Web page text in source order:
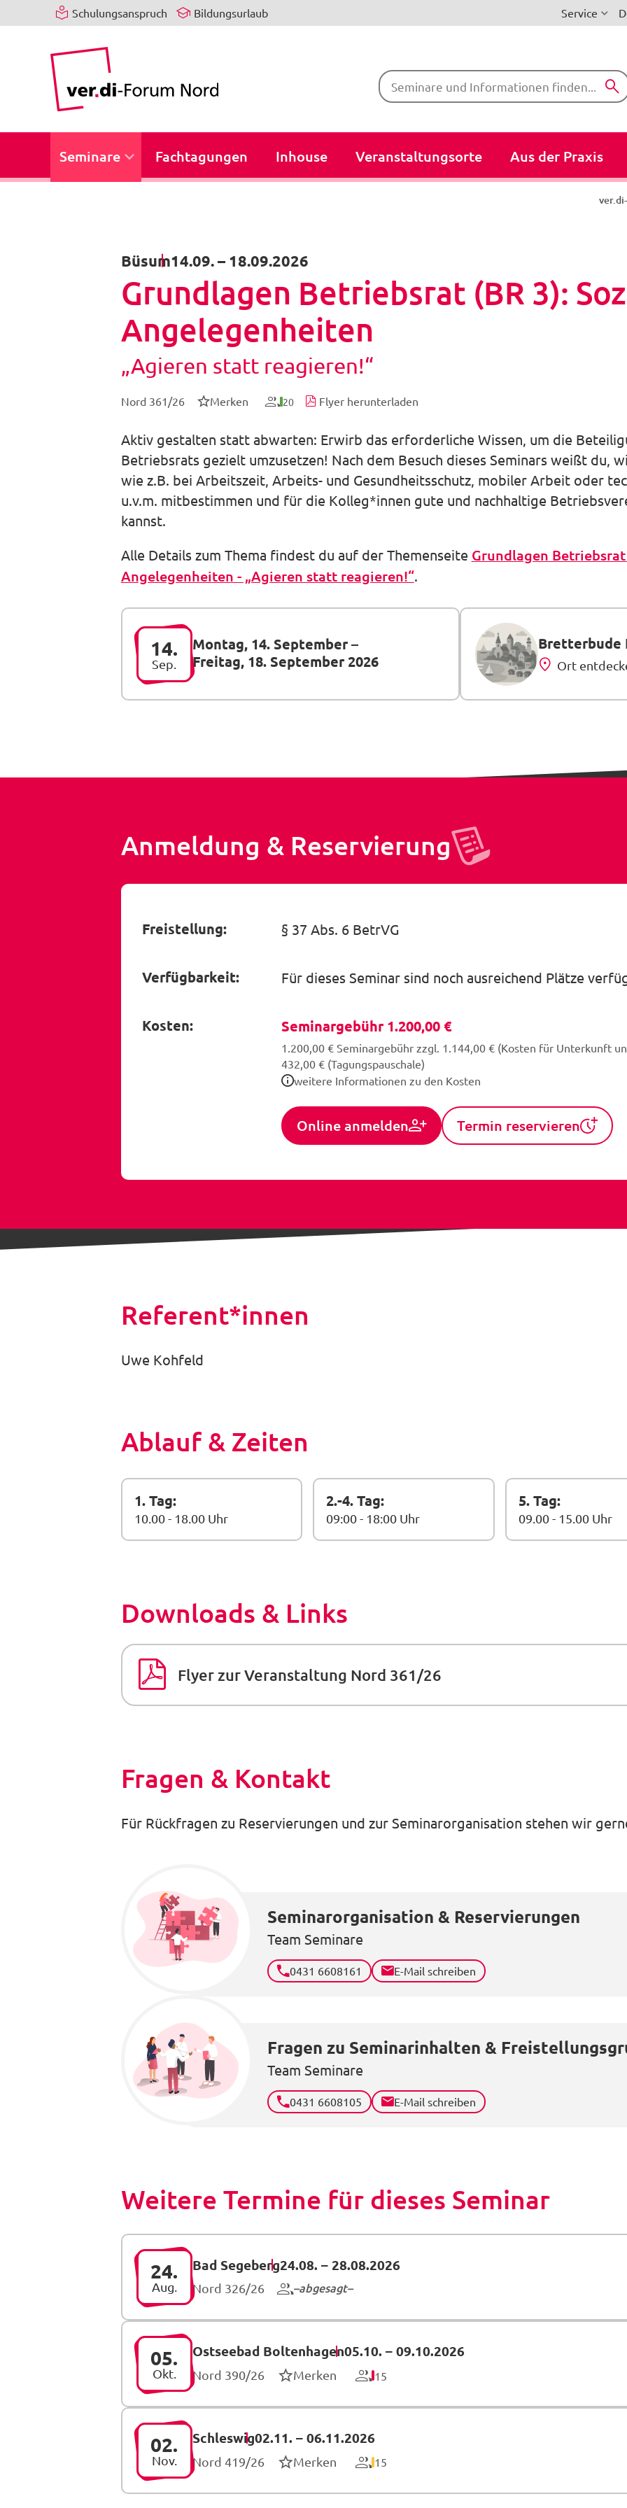
Schulungsanspruch Bildungsurlaub Service
Suchbegriffe
Seminare Fachtagungen Inhouse Veranstaltungsorte Aus der Praxis
Büsum14.09.– 18.09.2026
Grundlagen Betriebsrat (BR 3):
Angelegenheiten
„Agieren statt reagieren!“
Nord 361/26 Merken 20 Flyer herunterladen
Aktiv gestalten statt abwarten: Erwirb das erforderliche Wissen, um die
Betriebsrats gezielt umzusetzen! Nach dem Besuch dieses Seminars weißt du,
wie z.B. bei Arbeitszeit, Arbeits- und Gesundheitsschutz, mobiler Arbeit oder
u.v.m. mitbestimmen und für die Kolleg*innen gute und nachhaltige
kannst.
Alle Details zum Thema findest du auf der Themenseite Grundlagen Betriebsrat
Angelegenheiten - „Agieren statt reagieren!“.
14.
Sep.
Montag, 14. September–
Freitag, 18. September 2026
Bretterbude
Ort
Anmeldung & Reservierung
Freistellung: § 37 Abs. 6 BetrVG
Verfügbarkeit: Für dieses Seminar sind noch ausreichend Plätze
Kosten: Seminargebühr 1.200,00 €
1.200,00 € Seminargebühr zzgl. 1.144,00 € (Kosten für Unterkunft
432,00 € (Tagungspauschale)
weitere Informationen zu den Kosten
Online anmelden Termin reservieren
Referent*innen
Uwe Kohfeld
Ablauf & Zeiten
1. Tag:
10.00 - 18.00 Uhr
2.-4. Tag:
09:00 - 18:00 Uhr
5. Tag:
09.00 - 15.00 Uhr
Downloads & Links
Flyer zur Veranstaltung Nord 361/26
Fragen & Kontakt
Für Rückfragen zu Reservierungen und zur Seminarorganisation stehen wir
Seminarorganisation & Reservierungen
Team Seminare
0431 6608161 E-Mail schreiben
Fragen zu Seminarinhalten &
Team Seminare
0431 6608105 E-Mail schreiben
Weitere Termine für dieses Seminar
24.
Aug.
Bad Segeberg24.08. – 28.08.2026
Nord 326/26 abgesagt
05.
Okt.
Ostseebad Boltenhagen05.10. – 09.10.2026
Nord 390/26 Merken 15
02.
Nov.
Schleswig02.11. – 06.11.2026
Nord 419/26 Merken 15